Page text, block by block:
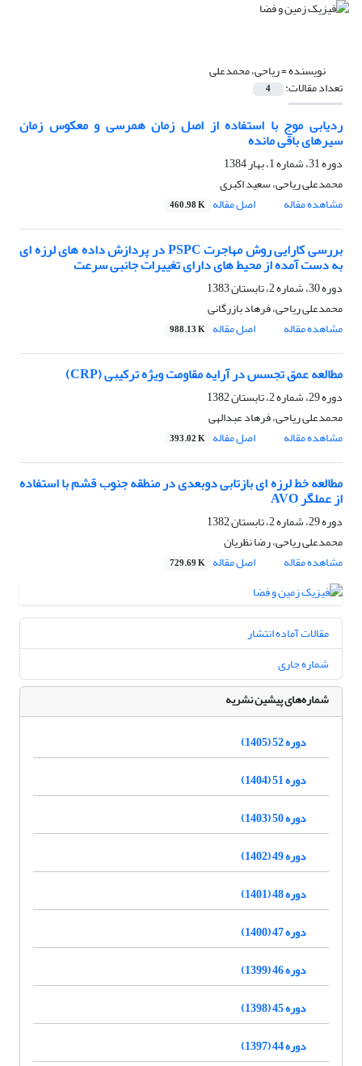
نویسنده =ریاحى، محمدعلى
تعداد مقالات: 4
ردیابی موج با استفاده از اصل زمان همرسی و معکوس زمان
سیرهای باقی مانده
دوره 31، شماره 1، بهار 1384
محمدعلى ریاحى، سعید اکبرى
مشاهده مقاله
اصل مقاله 460.98 K
بررسی کارایی روش مهاجرت PSPC در پردازش داده های لرزه ای
به دست آمده از محیط های دارای تغییرات جانبی سرعت
دوره 30، شماره 2، تابستان 1383
محمدعلى ریاحى، فرهاد بازرگانى
مشاهده مقاله
اصل مقاله 988.13 K
مطالعه عمق تجسس در آرایه مقاومت ویژه ترکیبی (CRP)
دوره 29، شماره 2، تابستان 1382
محمدعلى ریاحى، فرهاد عبدالهى
مشاهده مقاله
اصل مقاله 393.02 K
مطالعه خط لرزه ای بازتابی دوبعدی در منطقه جنوب قشم با استفاده
از عملگر AVO
دوره 29، شماره 2، تابستان 1382
محمدعلى ریاحى، رضا نظریان
مشاهده مقاله
اصل مقاله 729.69 K
مقالات آماده انتشار
شماره جاری
شماره‌های پیشین نشریه
دوره 52 (1405)
دوره 51 (1404)
دوره 50 (1403)
دوره 49 (1402)
دوره 48 (1401)
دوره 47 (1400)
دوره 46 (1399)
دوره 45 (1398)
دوره 44 (1397)